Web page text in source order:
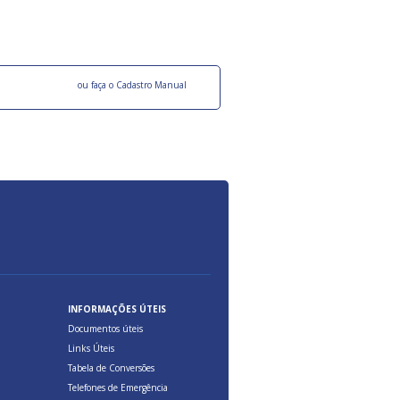
ou faça o Cadastro Manual
INFORMAÇÕES ÚTEIS
Documentos úteis
Links Úteis
Tabela de Conversões
Telefones de Emergência